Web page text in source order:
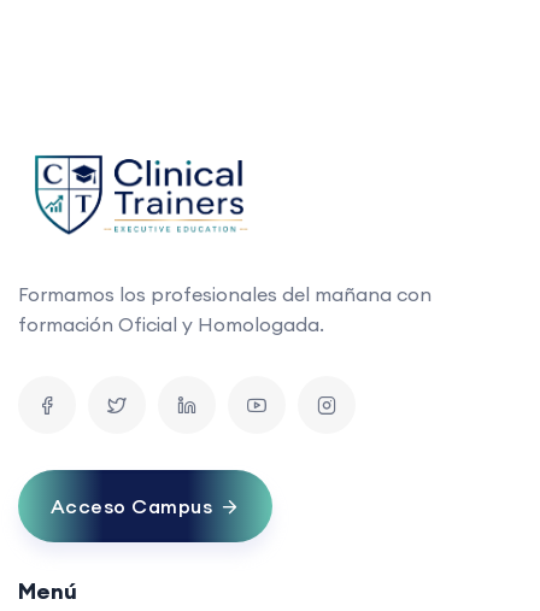
Formamos los profesionales del mañana con
formación Oficial y Homologada.
Acceso Campus
Menú